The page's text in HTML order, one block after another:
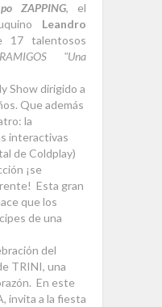
ZAPPING, el
Leandro
17 talentosos
"Una
Show dirigido a
Que además
la
interactivas
de Coldplay)
¡se
Esta gran
que los
de una
del
TRINI, una
En este
invita a la fiesta